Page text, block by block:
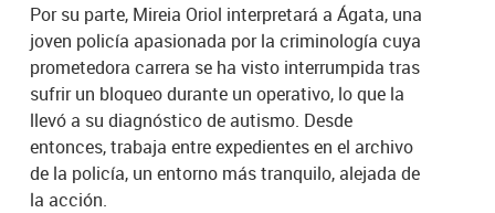
Por su parte, Mireia Oriol interpretará a Ágata, una
joven policía apasionada por la criminología cuya
prometedora carrera se ha visto interrumpida tras
sufrir un bloqueo durante un operativo, lo que la
llevó a su diagnóstico de autismo. Desde
entonces, trabaja entre expedientes en el archivo
de la policía, un entorno más tranquilo, alejada de
la acción.